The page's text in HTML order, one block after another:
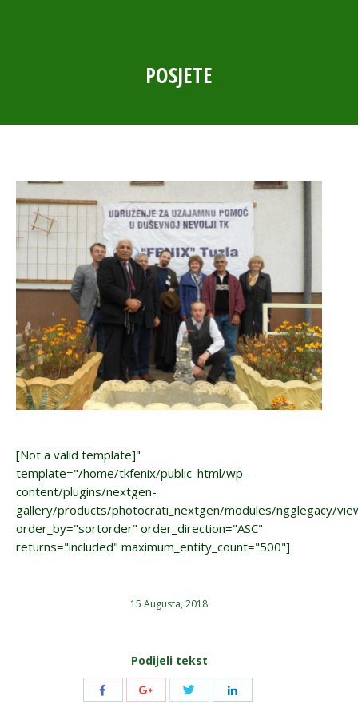
POSJETE
[Not a valid template]"
template="/home/tkfenix/public_html/wp-
content/plugins/nextgen-
gallery/products/photocrati_nextgen/modules/ngglegacy/
order_by="sortorder" order_direction="ASC"
returns="included" maximum_entity_count="500"]
15 Augusta, 2018
Podijeli tekst
Share Share
ShareShare